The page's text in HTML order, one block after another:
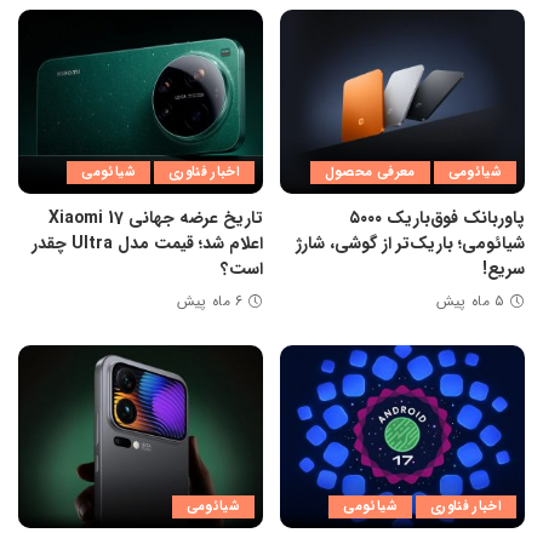
شیائومی معرفی محصول
پاوربانک فوق‌باریک ۵۰۰۰
شیائومی؛ باریک‌تر از گوشی، شارژ
سریع!
۵ ماه پیش
اخبار فناوری شیائومی
تاریخ عرضه جهانی Xiaomi 17
اعلام شد؛ قیمت مدل Ultra چقدر
است؟
۶ ماه پیش
اخبار فناوری شیائومی شیائومی